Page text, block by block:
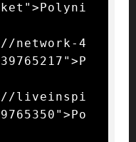
network-4
liveinspi